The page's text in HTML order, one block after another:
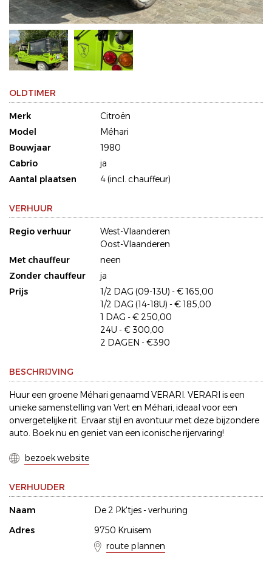
OLDTIMER
Merk
Citroën
Model
Méhari
Bouwjaar
1980
Cabrio
ja
Aantal plaatsen
4 (incl. chauffeur)
VERHUUR
Regio verhuur
West-Vlaanderen
Oost-Vlaanderen
Met chauffeur
neen
Zonder chauffeur
ja
Prijs
1/2 DAG (09-13U) - € 165,00
1/2 DAG (14-18U) - € 185,00
1 DAG - € 250,00
24U - € 300,00
2 DAGEN - €390
BESCHRIJVING
Huur een groene Méhari genaamd VERARI. VERARI is een
unieke samenstelling van Vert en Méhari, ideaal voor een
onvergetelijke rit. Ervaar stijl en avontuur met deze bijzondere
auto. Boek nu en geniet van een iconische rijervaring!
bezoek website
VERHUUDER
Naam
De 2 Pk'tjes - verhuring
Adres
9750 Kruisem
route plannen